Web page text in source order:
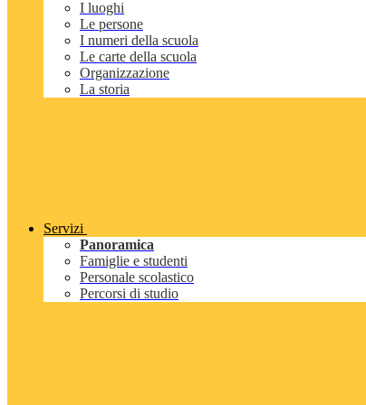
I luoghi
Le persone
I numeri della scuola
Le carte della scuola
Organizzazione
La storia
Servizi
Panoramica
Famiglie e studenti
Personale scolastico
Percorsi di studio